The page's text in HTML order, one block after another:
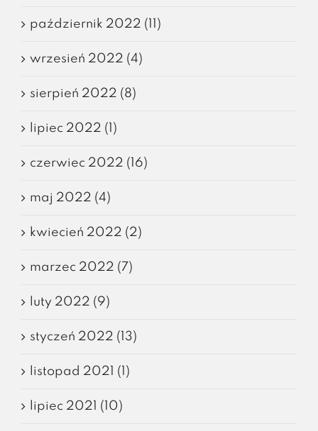
październik 2022 (11)
wrzesień 2022 (4)
sierpień 2022 (8)
lipiec 2022 (1)
czerwiec 2022 (16)
maj 2022 (4)
kwiecień 2022 (2)
marzec 2022 (7)
luty 2022 (9)
styczeń 2022 (13)
listopad 2021 (1)
lipiec 2021 (10)